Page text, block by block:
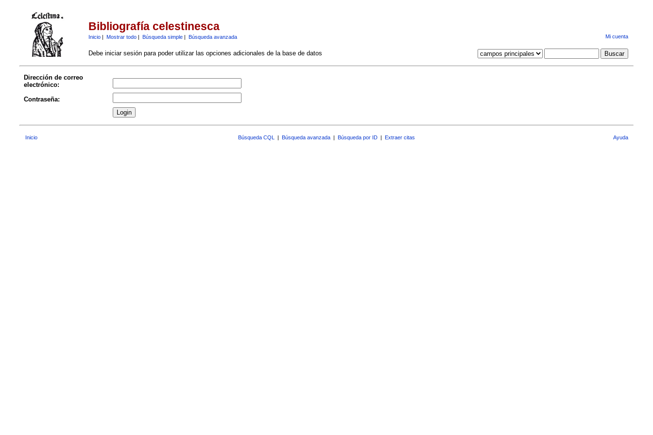
Bibliografía celestinesca
Inicio| Mostrar todo| Búsqueda simple| Búsqueda avanzada Mi cuenta
Debe iniciar sesión para poder utilizar las opciones adicionales de la base de datos
Dirección de correo
electrónico:
Contraseña:
Inicio Búsqueda CQL | Búsqueda avanzada | Búsqueda por ID | Extraer citas Ayuda